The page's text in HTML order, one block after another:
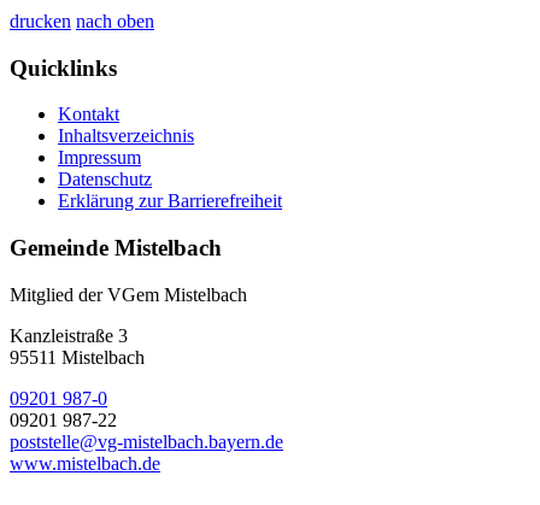
drucken nach oben
Quicklinks
Kontakt
Inhaltsverzeichnis
Impressum
Datenschutz
Erklärung zur Barrierefreiheit
Gemeinde Mistelbach
Mitglied der VGem Mistelbach
Kanzleistraße 3
95511 Mistelbach
09201 987-0
09201 987-22
poststelle@vg-mistelbach.bayern.de
www.mistelbach.de